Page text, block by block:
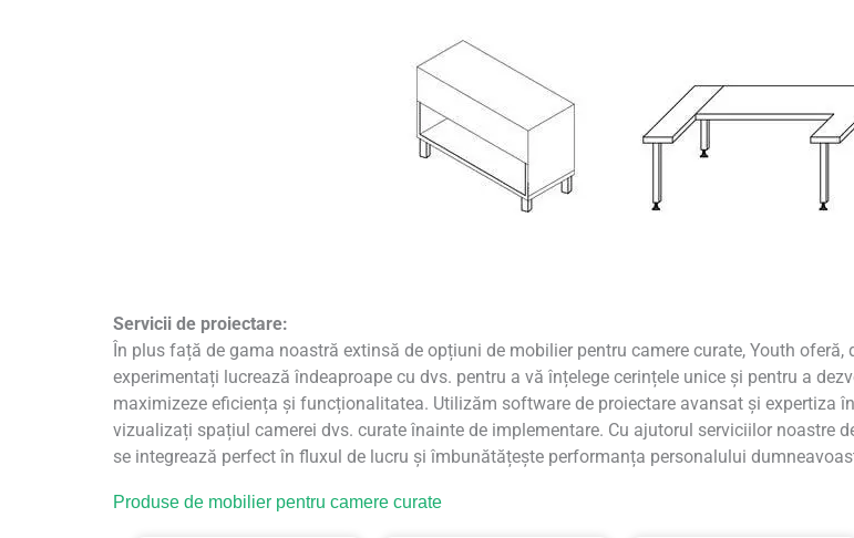
Servicii de proiectare:
În plus față de gama noastră extinsă de opțiuni de mobilier pentru camere curate, Youth
experimentați lucrează îndeaproape cu dvs. pentru a vă înțelege cerințele unice și pentru a
maximizeze eficiența și funcționalitatea. Utilizăm software de proiectare avansat și expertiza
vizualizați spațiul camerei dvs. curate înainte de implementare. Cu ajutorul serviciilor noastre
se integrează perfect în fluxul de lucru și îmbunătățește performanța personalului
Produse de mobilier pentru camere curate